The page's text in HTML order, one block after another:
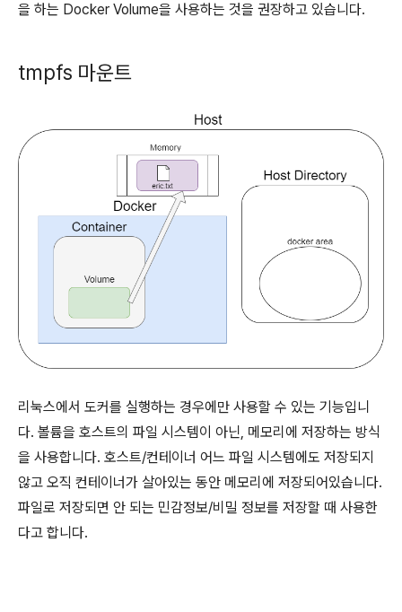
을 하는 Docker Volume을 사용하는 것을 권장하고 있습니다.
tmpfs 마운트
리눅스에서 도커를 실행하는 경우에만 사용할 수 있는 기능입니
다. 볼륨을 호스트의 파일 시스템이 아닌, 메모리에 저장하는 방식
을 사용합니다. 호스트/컨테이너 어느 파일 시스템에도 저장되지
않고 오직 컨테이너가 살아있는 동안 메모리에 저장되어있습니다.
파일로 저장되면 안 되는 민감정보/비밀 정보를 저장할 때 사용한
다고 합니다.